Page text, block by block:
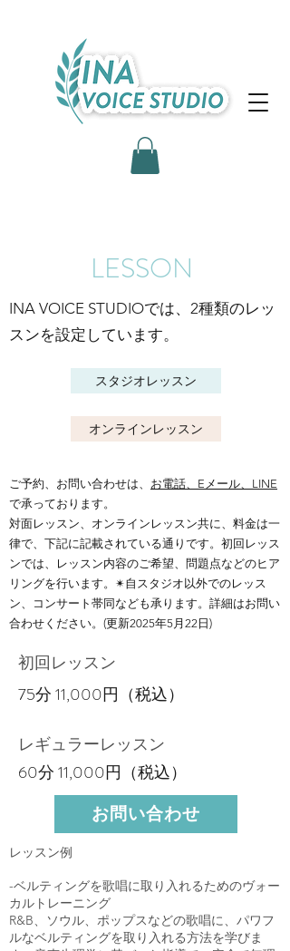
​LESSON
INA VOICE STUDIOでは、2種類のレッ
スンを設定しています。
ご予約、お問い合わせは、 お電話、Eメール、LINE
で承っております。​​
対面レッスン、オンラインレッスン共に、料金は一
律で、下記に記載されている通りです。初回レッス
ンでは、レッスン内容のご希望、問題点などのヒア
リングを行います。✴︎自スタジオ以外でのレッス
ン、コンサート帯同なども承ります。詳細はお問い
合わせください。 (更新2025年5月22日)
オンラインレッスン
スタジオレッスン
初回レッスン
​75分 11,000円（税込）
レギュラーレッスン
​60分 11,000円（税込）
お問い合わせ
レッスン例
-ベルティングを歌唱に取り入れるためのヴォー
カルトレーニング
R&B、ソウル、ポップスなどの歌唱に、パワフ
ルなベルティングを取り入れる方法を学びま